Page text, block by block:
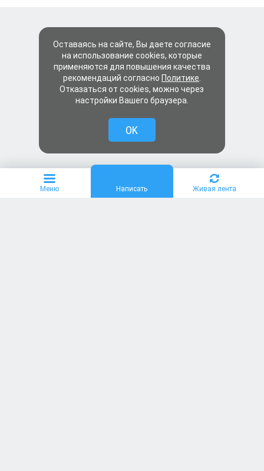
Меню Написать Живая лента
Оставаясь на сайте, Вы даете согласие
на использование cookies, которые
применяются для повышения качества
рекомендаций согласно Политике
Отказаться от cookies, можно через
настройки Вашего браузера.
OK